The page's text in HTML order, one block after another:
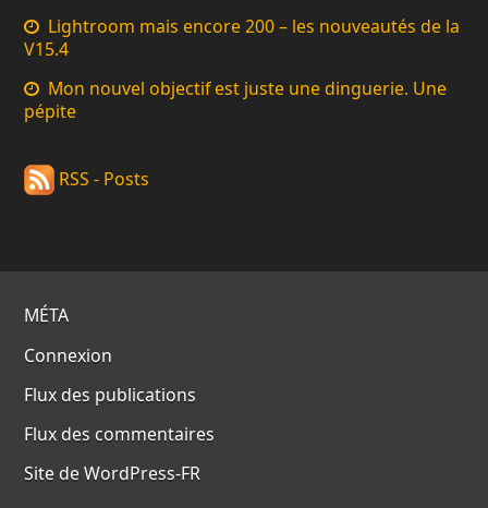
Lightroom mais encore 200 – les nouveautés de la
V15.4
Mon nouvel objectif est juste une dinguerie. Une
pépite
RSS - Posts
MÉTA
Connexion
Flux des publications
Flux des commentaires
Site de WordPress-FR